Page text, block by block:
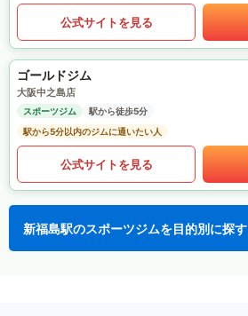
公式サイトを見る
ゴールドジム
大阪中之島店
スポーツジム
駅から徒歩5分
駅から5分以内のジムに通いたい人
公式サイトを見る
新福島駅のスポーツジムを目的別に探す